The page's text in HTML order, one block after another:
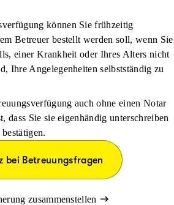
können Sie frühzeitig
Betreuer bestellt werden soll, wenn Sie
einer Krankheit oder Ihres Alters nicht
Ihre Angelegenheiten selbstständig zu
auch ohne einen Notar
dass Sie sie eigenhändig unterschreiben
bei Betreuungsfragen
zusammenstellen